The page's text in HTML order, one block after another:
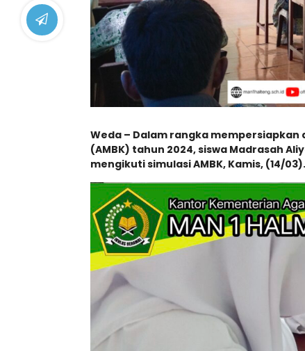
Weda – Dalam rangka
(AMBK) tahun 2024, siswa Madrasah
mengikuti simulasi AMBK, Kamis, (14/03).